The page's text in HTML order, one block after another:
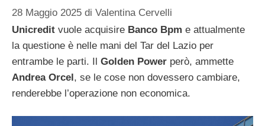
28 Maggio 2025 di Valentina Cervelli
Unicredit vuole acquisire Banco Bpm e attualmente
la questione è nelle mani del Tar del Lazio per
entrambe le parti. Il Golden Power però, ammette
Andrea Orcel, se le cose non dovessero cambiare,
renderebbe l’operazione non economica.